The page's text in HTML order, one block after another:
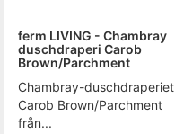
ferm LIVING - Chambray
duschdraperi Carob
Brown/Parchment
Chambray-duschdraperiet
Carob Brown/Parchment
från...